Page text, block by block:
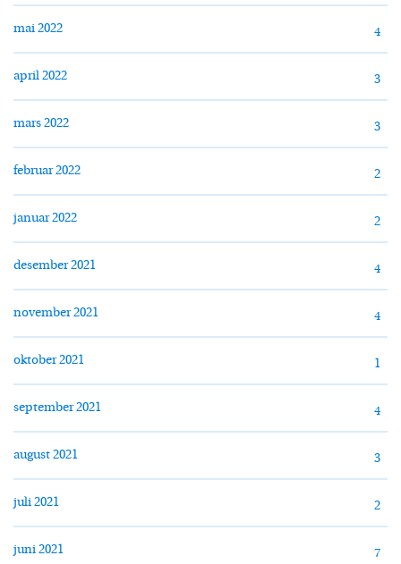
mai 2022 4
april 2022 3
mars 2022 3
februar 2022 2
januar 2022 2
desember 2021 4
november 2021 4
oktober 2021 1
september 2021 4
august 2021 3
juli 2021 2
juni 2021 7